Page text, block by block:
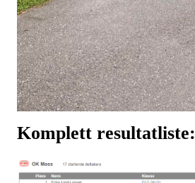
Komplett resultatliste: